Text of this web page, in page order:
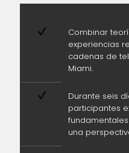
Combinar
experiencias
cadenas de
Miami.
Durante seis
participantes
una